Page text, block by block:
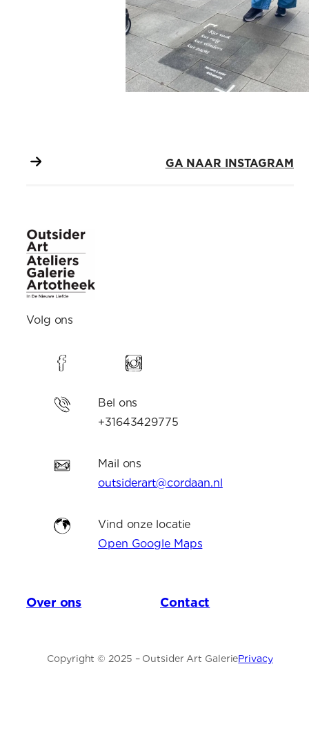
GA NAAR INSTAGRAM
Volg ons
Bel ons
+31643429775
Mail ons
outsiderart@cordaan.nl
Vind onze locatie
Open Google Maps
Over ons Contact
Copyright © 2025 – Outsider Art GaleriePrivacy